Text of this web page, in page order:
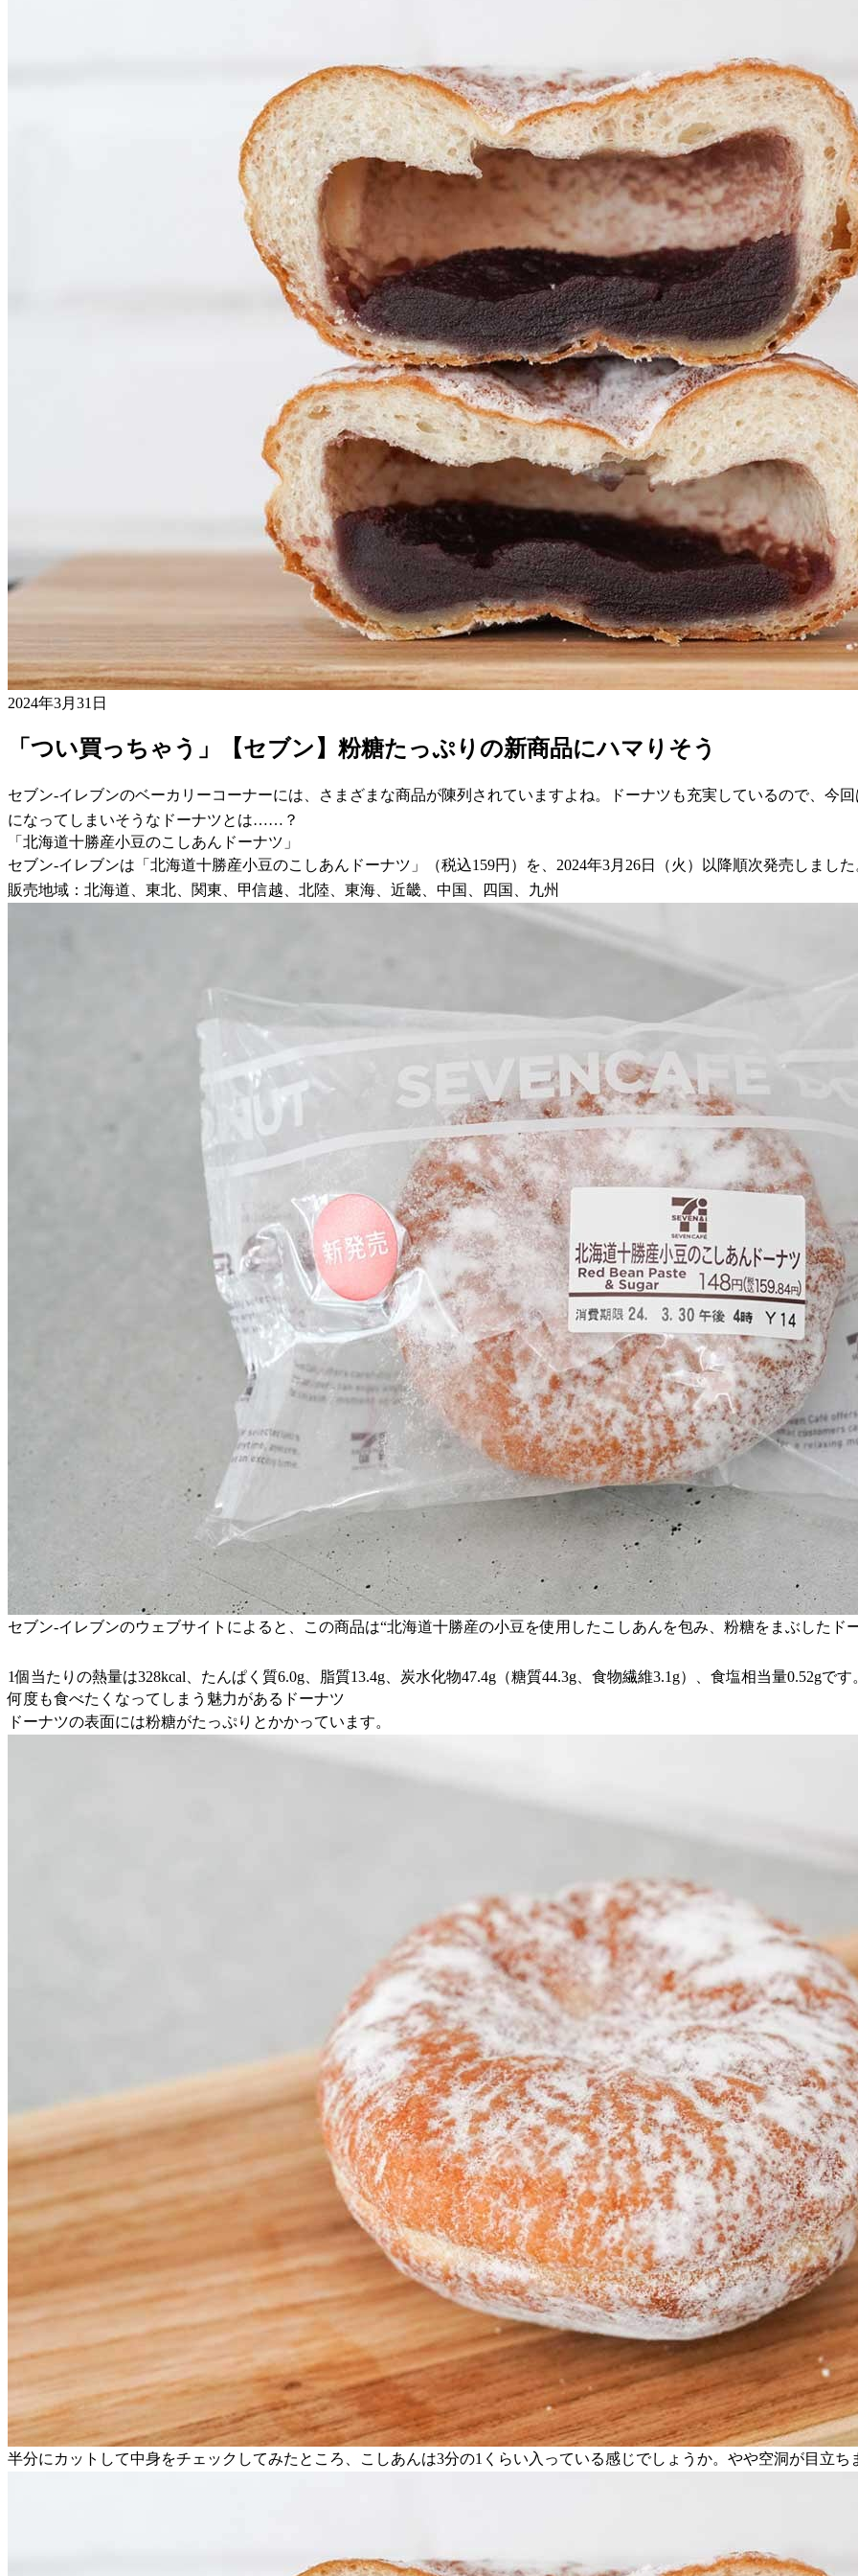
2024年3月31日
「つい買っちゃう」【セブン】粉糖たっぷりの新商品にハマりそう
セブン-イレブンのベーカリーコーナーには、さまざまな商品が陳列されていますよね。ドーナツも充実しているので、今
になってしまいそうなドーナツとは……？
「北海道十勝産小豆のこしあんドーナツ」
セブン-イレブンは「北海道十勝産小豆のこしあんドーナツ」（税込159円）を、2024年3月26日（火）以降順次発売しました
販売地域：北海道、東北、関東、甲信越、北陸、東海、近畿、中国、四国、九州
セブン-イレブンのウェブサイトによると、この商品は“北海道十勝産の小豆を使用したこしあんを包み、粉糖をまぶしたド
1個当たりの熱量は328kcal、たんぱく質6.0g、脂質13.4g、炭水化物47.4g（糖質44.3g、食物繊維3.1g）、食塩相当量0.52gです
何度も食べたくなってしまう魅力があるドーナツ
ドーナツの表面には粉糖がたっぷりとかかっています。
半分にカットして中身をチェックしてみたところ、こしあんは3分の1くらい入っている感じでしょうか。やや空洞が目立ち